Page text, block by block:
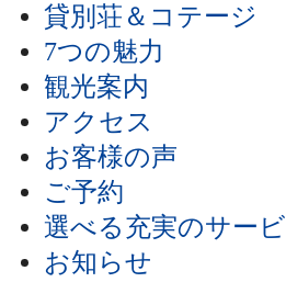
貸別荘＆コテージ
7つの魅力
観光案内
アクセス
お客様の声
ご予約
選べる充実のサー
お知らせ